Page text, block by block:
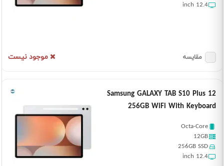
12.4 inch
موجود نیست مقایسه
Samsung GALAXY TAB S10 Plus 12
256GB WiFi With Keyboard
Octa-Core
12GB
256GB SSD
12.4 inch